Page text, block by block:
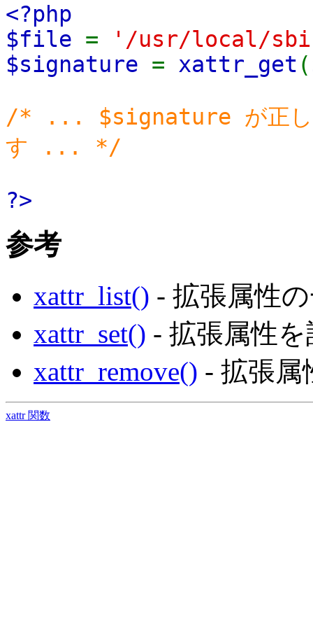
<?php
$file =
'/usr/local/
$signature = xattr_get (
/* ... $signature が正しい
す ... */
?>
参考
xattr_list() - 拡張属性
xattr_set() - 拡張属性
xattr_remove() - 拡張属
xattr 関数